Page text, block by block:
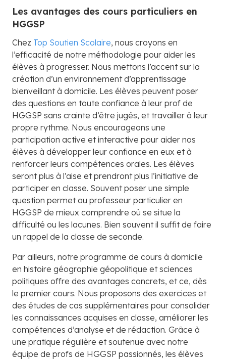
Les avantages des cours particuliers en
HGGSP
Chez Top Soutien Scolaire, nous croyons en
l’efficacité de notre méthodologie pour aider les
élèves à progresser. Nous mettons l’accent sur la
création d’un environnement d’apprentissage
bienveillant à domicile. Les élèves peuvent poser
des questions en toute confiance à leur prof de
HGGSP sans crainte d’être jugés, et travailler à leur
propre rythme. Nous encourageons une
participation active et interactive pour aider nos
élèves à développer leur confiance en eux et à
renforcer leurs compétences orales. Les élèves
seront plus à l’aise et prendront plus l’initiative de
participer en classe. Souvent poser une simple
question permet au professeur particulier en
HGGSP de mieux comprendre où se situe la
difficulté ou les lacunes. Bien souvent il suffit de faire
un rappel de la classe de seconde.
Par ailleurs, notre programme de cours à domicile
en histoire géographie géopolitique et sciences
politiques offre des avantages concrets, et ce, dès
le premier cours. Nous proposons des exercices et
des études de cas supplémentaires pour consolider
les connaissances acquises en classe, améliorer les
compétences d’analyse et de rédaction. Grâce à
une pratique régulière et soutenue avec notre
équipe de profs de HGGSP passionnés, les élèves